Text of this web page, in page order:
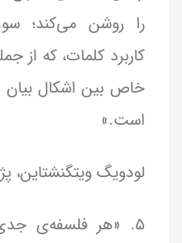
را روشن می‌کند؛
کاربرد کلمات، که از
خاص بین اشکال بیان
است.»
لودویگ
5. «هر فلسفه‌ی